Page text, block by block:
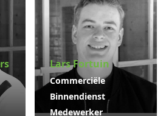
Lars Fortuin
Commerciële
Binnendienst
Medewerker